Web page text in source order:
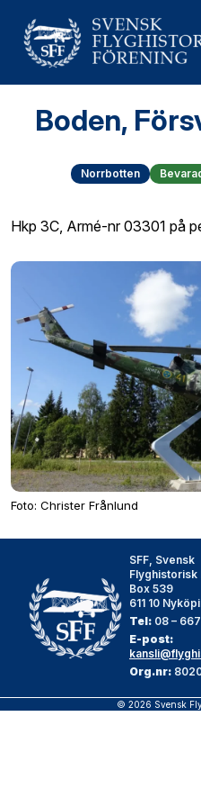
Boden,
Norrbotten
Hkp 3C, Armé-nr 03301 på
Foto: Christer Frånlund
SFF, Svensk
Flyghistorisk
Box 539
611 10
Tel: 08 –
E-post:
Org.nr:
© 2026 Svensk